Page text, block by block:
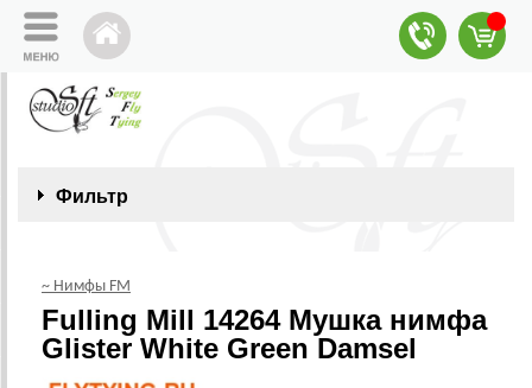
Фильтр
~ Нимфы FM
Fulling Mill 14264 Мушка нимфа
Glister White Green Damsel